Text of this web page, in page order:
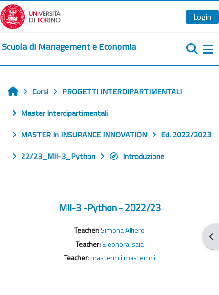
Vai al contenuto principale
Login
Scuola di Management e Economia
Home
Corsi
PROGETTI INTERDIPARTIMENTALI
Master Interdipartimentali
MASTER In INSURANCE INNOVATION
Ed. 2022/2023
22/23_MII-3_Python
Introduzione
MII-3 -Python - 2022/23
Teacher:Simona Alfiero
Teacher:Eleonora Isaia
Teacher:mastermii mastermii